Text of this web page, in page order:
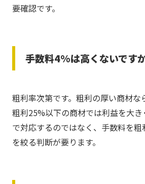
要確認です。
手数料4%は高くないです
粗利率次第です。粗利の厚い商材な
粗利25%以下の商材では利益を大
で対応するのではなく、手数料を
を絞る判断が要ります。